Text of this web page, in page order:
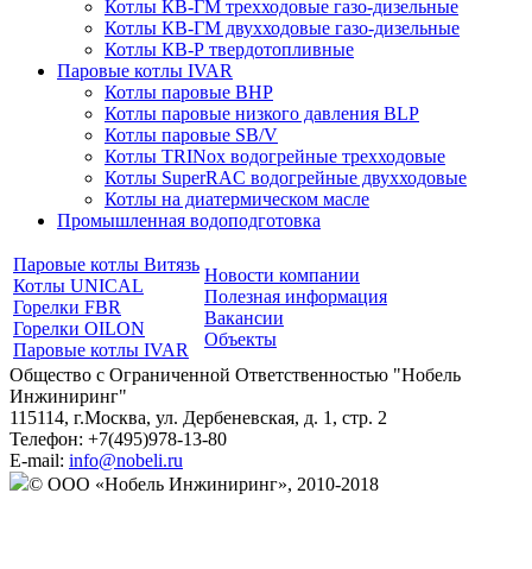
Котлы КВ-ГМ трехходовые газо-дизельные
Котлы КВ-ГМ двухходовые газо-дизельные
Котлы КВ-Р твердотопливные
Паровые котлы IVAR
Котлы паровые BHP
Котлы паровые низкого давления BLP
Котлы паровые SB/V
Котлы TRINox водогрейные трехходовые
Котлы SuperRAC водогрейные двухходовые
Котлы на диатермическом масле
Промышленная водоподготовка
Паровые котлы Витязь
Котлы UNICAL
Горелки FBR
Горелки OILON
Паровые котлы IVAR
Новости компании
Полезная информация
Вакансии
Объекты
Общество с Ограниченной Ответственностью "Нобель
Инжиниринг"
115114, г.Москва, ул. Дербеневская, д. 1, стр. 2
Телефон: +7(495)978-13-80
E-mail: info@nobeli.ru
© ООО «Нобель Инжиниринг», 2010-2018